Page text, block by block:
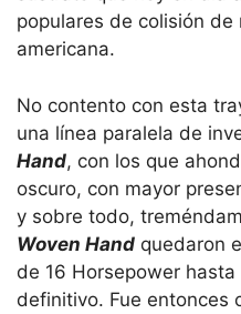
populares de colisión
americana.
No contento con esta
una línea paralela de
Hand, con los que
oscuro, con mayor
y sobre todo,
Woven Hand quedaron
de 16 Horsepower
definitivo. Fue entonces